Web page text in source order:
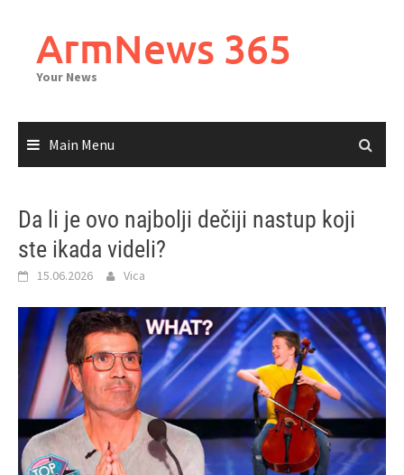
contentArmNews 365
Your News
Main Menu
Da li je ovo najbolji dečiji nastup koji
ste ikada videli?
15.06.2026 Vica